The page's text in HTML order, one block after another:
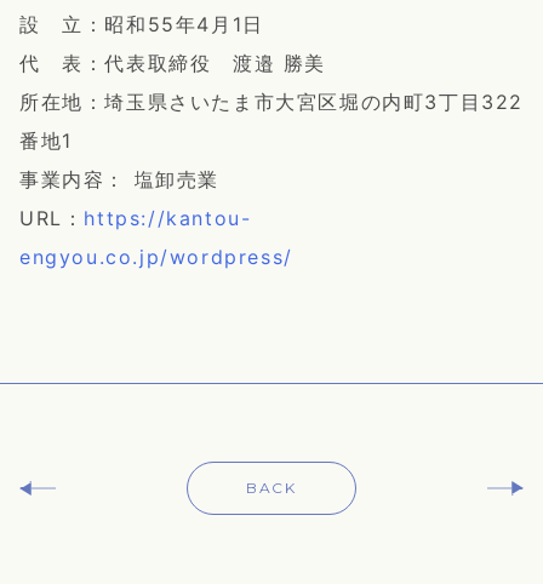
設 立：昭和55年4月1日
代 表：代表取締役 渡邉 勝美
所在地：埼玉県さいたま市大宮区堀の内町3丁目322
番地1
事業内容： 塩卸売業
URL： https://kantou-
engyou.co.jp/wordpress/
BACK